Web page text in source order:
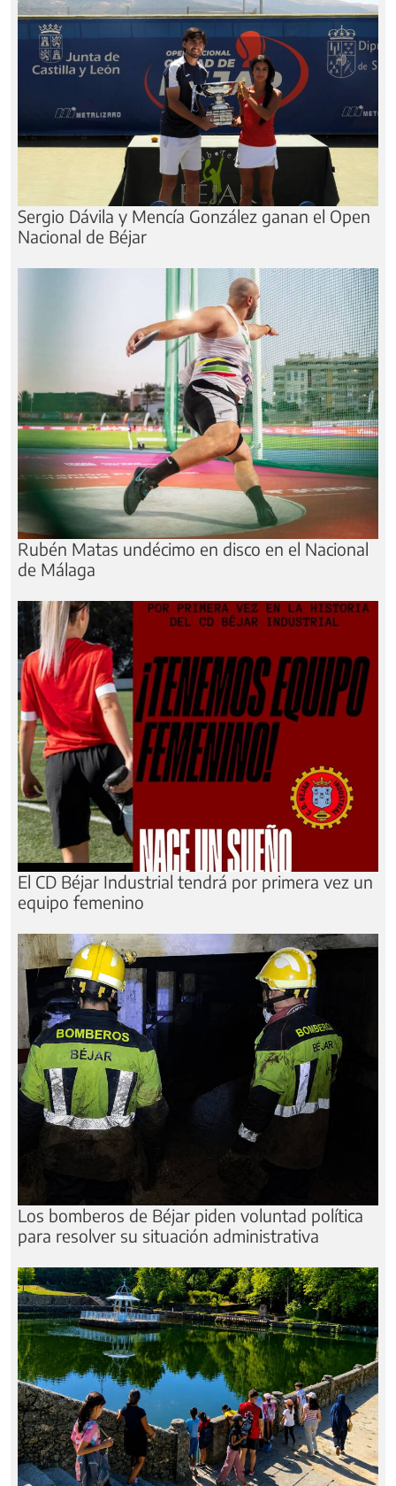
Sergio Dávila y Mencía González ganan el Open
Nacional de Béjar
Rubén Matas undécimo en disco en el Nacional
de Málaga
El CD Béjar Industrial tendrá por primera vez un
equipo femenino
Los bomberos de Béjar piden voluntad política
para resolver su situación administrativa